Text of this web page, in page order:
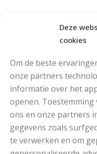
Deze
cookies
Om de beste
onze partners
informatie over het
openen.
ons en onze partners
gegevens zoals
te verwerken en om